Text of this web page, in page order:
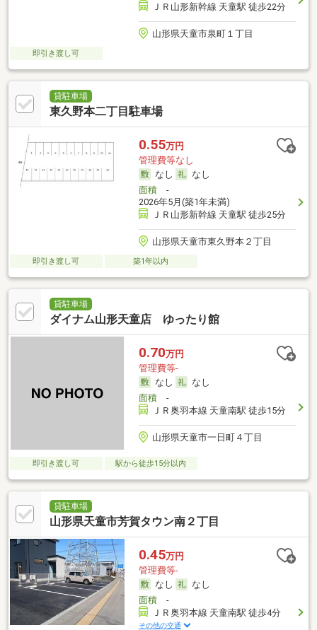
ＪＲ山形新幹線 天童駅 徒歩22分
山形県天童市泉町１丁目
即引き渡し可
貸駐車場
東久野本二丁目駐車場
0.55万円
管理費等なし
なし
なし
面積-
2026年5月(築1年未満)
ＪＲ山形新幹線 天童駅 徒歩25分
山形県天童市東久野本２丁目
即引き渡し可 築1年以内
貸駐車場
ダイナム山形天童店 ゆったり館
0.70万円
管理費等-
なし
なし
面積-
ＪＲ奥羽本線 天童南駅 徒歩15分
山形県天童市一日町４丁目
即引き渡し可 駅から徒歩15分以内
貸駐車場
山形県天童市芳賀タウン南２丁目
0.45万円
管理費等-
なし
なし
面積-
ＪＲ奥羽本線 天童南駅 徒歩4分
その他の交通